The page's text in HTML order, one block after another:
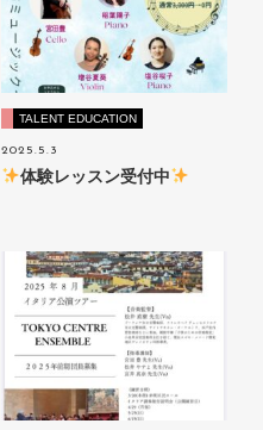
TALENT EDUCATION
2025.5.3
体験レッスン受付中